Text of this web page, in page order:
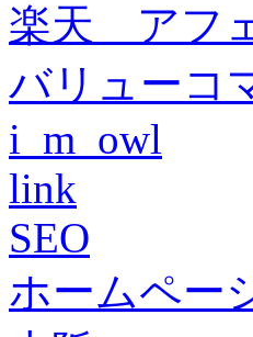
楽天 アフ
バリュー
i_m_owl
link
SEO
ホームペー